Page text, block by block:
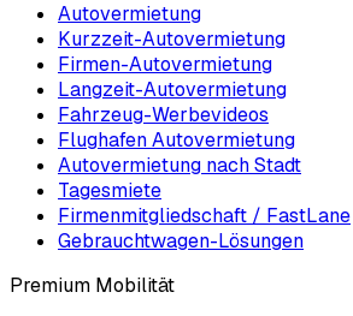
Autovermietung
Kurzzeit-Autovermietung
Firmen-Autovermietung
Langzeit-Autovermietung
Fahrzeug-Werbevideos
Flughafen Autovermietung
Autovermietung nach Stadt
Tagesmiete
Firmenmitgliedschaft / FastLane
Gebrauchtwagen-Lösungen
Premium Mobilität